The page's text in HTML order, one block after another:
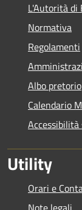
L'Autorità di
Normativa
Regolamenti
Albo pretorio
Calendario
Utility
Orari e